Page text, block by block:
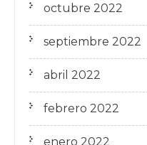
octubre 2022
septiembre 2022
abril 2022
febrero 2022
enero 2022